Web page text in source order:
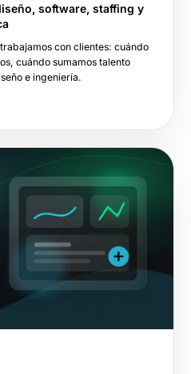
software, staffing y
con clientes: cuándo
cuándo sumamos talento
e ingeniería.